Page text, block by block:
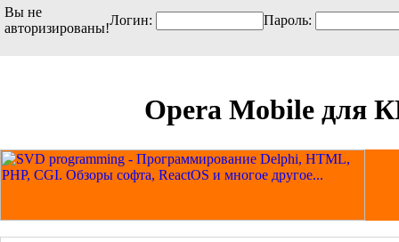
Вы не
авторизированы!
Логин: Пароль:
Opera Mobile для